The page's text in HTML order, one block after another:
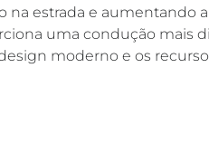
na estrada e aumentando
uma condução mais
moderno e os